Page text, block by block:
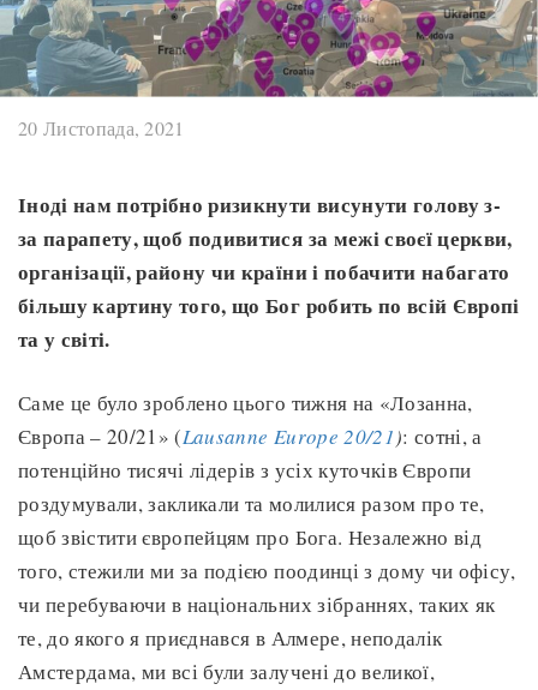
20 Листопада, 2021
Іноді нам потрібно ризикнути висунути голову з-
за парапету, щоб подивитися за межі своєї церкви,
організації, району чи країни і побачити набагато
більшу картину того, що Бог робить по всій Європі
та у світі.
Саме це було зроблено цього тижня на «Лозанна,
Європа – 20/21» (Lausanne Europe 20/21): сотні, а
потенційно тисячі лідерів з усіх куточків Європи
роздумували, закликали та молилися разом про те,
щоб звістити європейцям про Бога. Незалежно від
того, стежили ми за подією поодинці з дому чи офісу,
чи перебуваючи в національних зібраннях, таких як
те, до якого я приєднався в Алмере, неподалік
Амстердама, ми всі були залучені до великої,